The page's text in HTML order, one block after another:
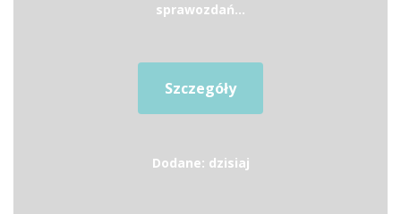
sprawozdań...
Szczegóły
Dodane: dzisiaj